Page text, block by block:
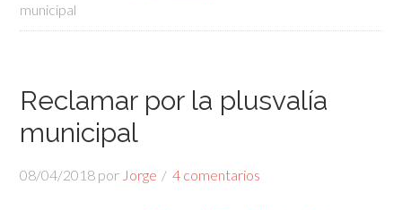
municipal
Reclamar por la plusvalía
municipal
08/04/2018 por Jorge 4 comentarios